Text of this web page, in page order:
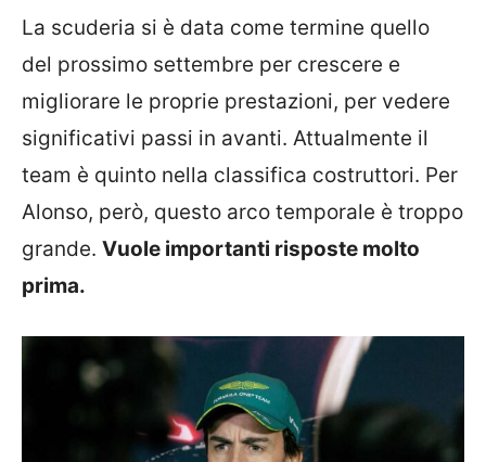
La scuderia si è data come termine quello
del prossimo settembre per crescere e
migliorare le proprie prestazioni, per vedere
significativi passi in avanti. Attualmente il
team è quinto nella classifica costruttori. Per
Alonso, però, questo arco temporale è troppo
grande. Vuole importanti risposte molto
prima.